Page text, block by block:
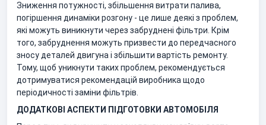
Зниження потужності, збільшення витрати палива,
погіршення динаміки розгону - це лише деякі з проблем,
які можуть виникнути через забруднені фільтри. Крім
того, забруднення можуть призвести до передчасного
зносу деталей двигуна і збільшити вартість ремонту.
Тому, щоб уникнути таких проблем, рекомендується
дотримуватися рекомендацій виробника щодо
періодичності заміни фільтрів.
ДОДАТКОВІ АСПЕКТИ ПІДГОТОВКИ АВТОМОБІЛЯ